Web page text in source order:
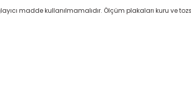
madde kullanılmamalıdır. Ölçüm plakaları kuru ve